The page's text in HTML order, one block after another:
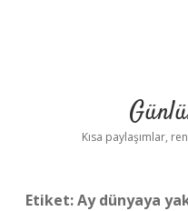
Kısa paylaşımlar,
Etiket:Ay dünyaya